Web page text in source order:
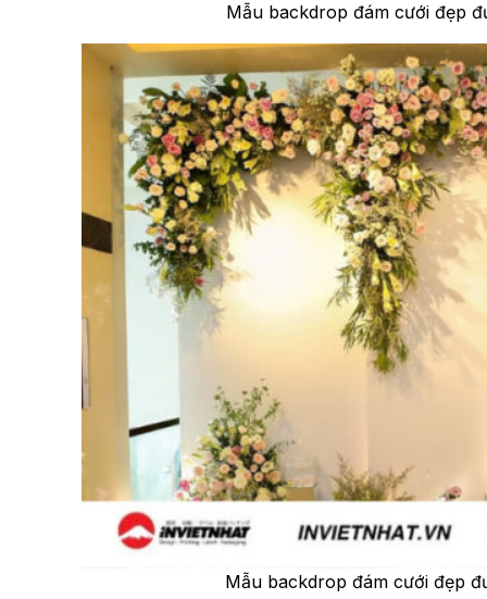
Mẫu backdrop đám cưới đẹp
Mẫu backdrop đám cưới đẹp